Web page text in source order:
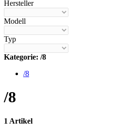
Hersteller
Modell
Typ
Kategorie: /8
/8
/8
1 Artikel